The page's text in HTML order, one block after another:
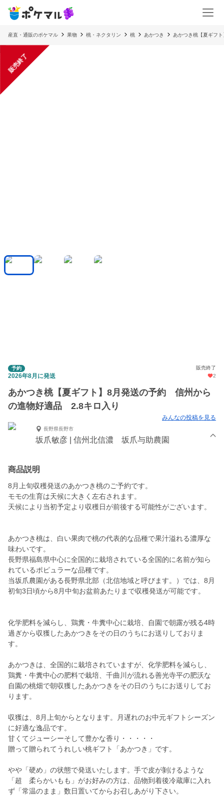
産直・通販のポケマル 果物 桃・ネクタリン 桃 あかつき あかつき桃【夏ギフ
販売終了
予約 販売終了
2026年8月に発送 2
あかつき桃【夏ギフト】8月発送の予約 信州から
の進物好適品 2.8キロ入り
みんなの投稿を見る
長野県長野市
坂爪敏彦 | 信州北信濃 坂爪与助農園
商品説明
8月上旬収穫発送のあかつき桃のご予約です。
モモの生育は天候に大きく左右されます。
天候により当初予定より収穫日が前後する可能性がございます。
あかつき桃は、白い果肉で桃の代表的な品種で果汁溢れる濃厚な
味わいです。
長野県福島県中心に全国的に栽培されている全国的に名前が知ら
れているポピュラーな品種です。
当坂爪農園がある長野県北部（北信地域と呼びます。）では、8月
初旬3日頃から8月中旬お盆前あたりまで収穫発送が可能です。
化学肥料を減らし、鶏糞・牛糞中心に栽培、自園で朝露が残る4時
過ぎから収獲したあかつきをその日のうちにお送りしておりま
す。
あかつきは、全国的に栽培されていますが、化学肥料を減らし、
鶏糞・牛糞中心の肥料で栽培、千曲川が流れる善光寺平の肥沃な
自園の桃畑で朝収獲したあかつきをその日のうちにお送りしてお
ります。
収獲は、8月上旬からとなります。月遅れのお中元ギフトシーズン
に好適な逸品です。
甘くてジューシーそして豊かな香り・・・・・
贈って贈られてうれしい桃ギフト「あかつき」です。
やや「硬め」の状態で発送いたします。手で皮が剝けるような
「超 柔らかいもも」がお好みの方は、品物到着後冷蔵庫に入れ
ず「常温のまま」数日置いてからお召しあがり下さい。